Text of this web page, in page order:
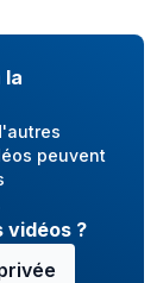
la
peuvent
?